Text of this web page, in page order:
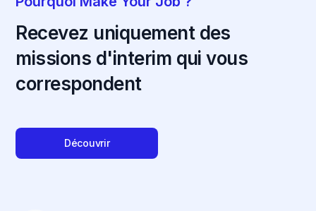
Recevez uniquement des
missions d'interim qui vous
correspondent
Découvrir